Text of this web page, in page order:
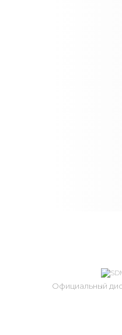
Официальный